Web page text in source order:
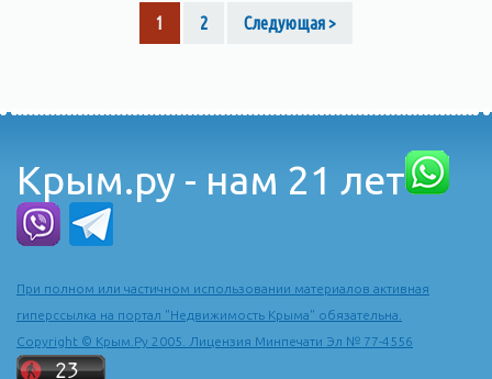
1 2 Следующая >
Крым.ру - нам 21 лет
При полном или частичном использовании материалов активная
гиперссылка на портал "Недвижимость Крыма" обязательна.
Copyright © Крым.Ру 2005. Лицензия Минпечати Эл № 77-4556